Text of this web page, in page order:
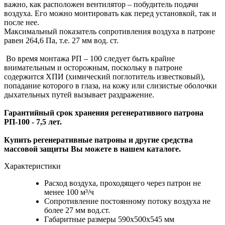
важно, как расположен вентилятор – побудитель подачи
воздуха. Его можно монтировать как перед установкой, так и
после нее.
Максимальный показатель сопротивления воздуха в патроне
равен 264,6 Па, т.е. 27 мм вод. ст.
Во время монтажа РП – 100 следует быть крайне
внимательным и осторожным, поскольку в патроне
содержится ХПИ (химический поглотитель известковый),
попадание которого в глаза, на кожу или слизистые оболочки
дыхательных путей вызывает раздражение.
Гарантийный срок хранения регенеративного патрона
РП-100 - 7,5 лет.
Купить регенеративные патроны и другие средства
массовой защиты Вы можете в нашем каталоге.
Характеристики
Расход воздуха, проходящего через патрон не
менее 100 м³/ч
Сопротивление постоянному потоку воздуха не
более 27 мм вод.ст.
Габаритные размеры 590х500х545 мм